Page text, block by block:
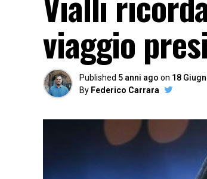
viaggio
Published 5 anni ago on 18
By Federico Carrara